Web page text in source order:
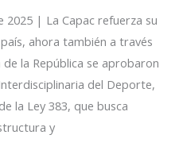
2025 | La Capac refuerza su
ahora también a través
la República se aprobaron
del Deporte,
la Ley 383, que busca
y